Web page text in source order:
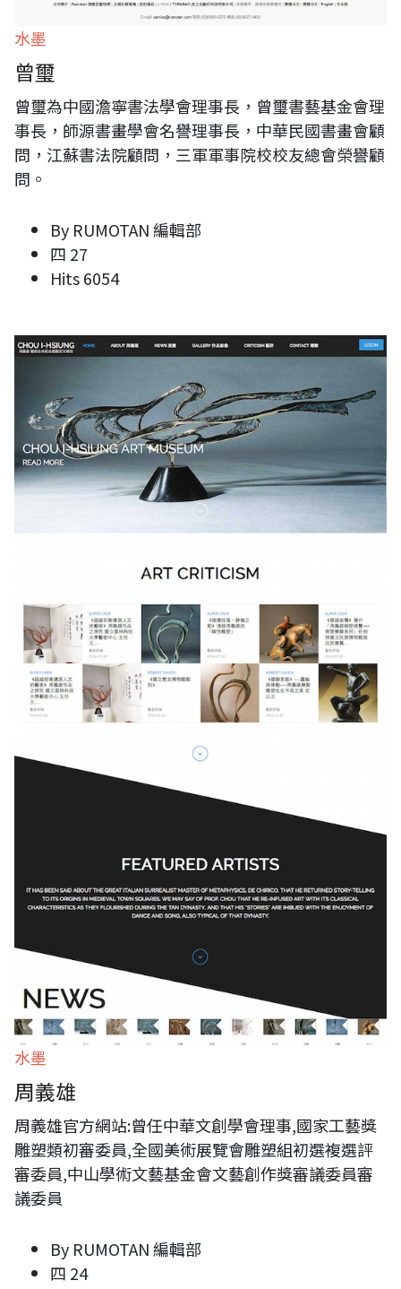
水墨
曾璽
曾璽為中國澹寧書法學會理事長，曾璽書藝基金會理
事長，師源書畫學會名譽理事長，中華民國書畫會顧
問，江蘇書法院顧問，三軍軍事院校校友總會榮譽顧
問。
By RUMOTAN 編輯部
四 27
Hits6054
水墨
周義雄
周義雄官方網站:曾任中華文創學會理事,國家工藝獎
雕塑類初審委員,全國美術展覽會雕塑組初選複選評
審委員,中山學術文藝基金會文藝創作獎審議委員審
議委員
By RUMOTAN 編輯部
四 24